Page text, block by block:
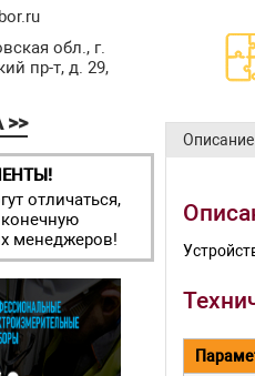
обл., г.
пр-т, д. 29,
отличаться,
конечную
менеджеров!
Описание